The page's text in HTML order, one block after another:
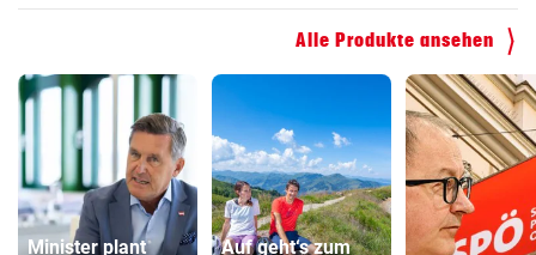
Alle Produkte ansehen
Minister plant
Auf geht‘s zum